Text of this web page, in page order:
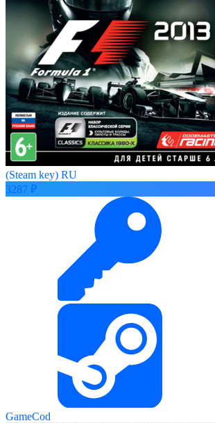
(Steam key) RU
3287 ₽
GameCod